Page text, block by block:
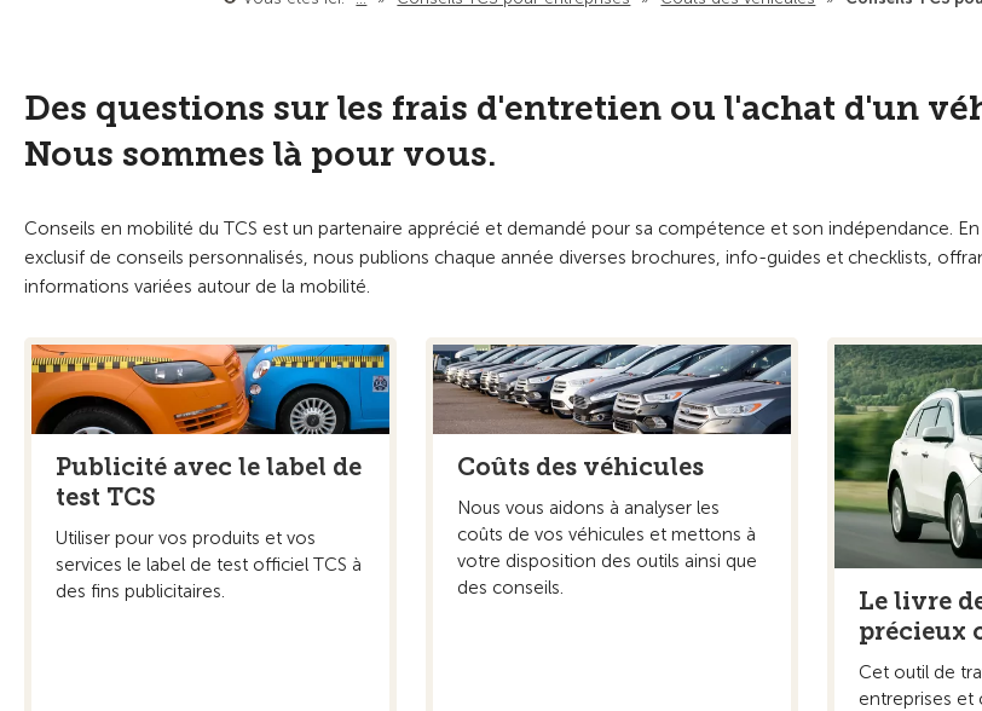
Des questions sur les frais d'entretien ou l'achat d'un
Nous sommes là pour vous.
Conseils en mobilité du TCS est un partenaire apprécié et demandé pour sa compétence et son indépendance. En
exclusif de conseils personnalisés, nous publions chaque année diverses brochures, info-guides et checklists,
informations variées autour de la mobilité.
Publicité avec le label de
test TCS
Utiliser pour vos produits et vos
services le label de test officiel TCS à
des fins publicitaires.
Coûts des véhicules
Nous vous aidons à analyser les
coûts de vos véhicules et mettons à
votre disposition des outils ainsi que
des conseils.
Le livre
précieux
Cet outil de
entreprises et